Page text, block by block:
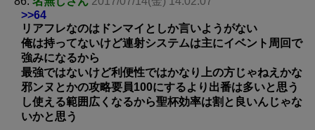
>>64
リアフレなのはドンマイとしか言いようがない
俺は持ってないけど連射システムは主にイベント周回で
強みになるから
最強ではないけど利便性ではかなり上の方じゃねえかな
邪ンヌとかの攻略要員100にするより出番は多いと思う
し使える範囲広くなるから聖杯効率は割と良いんじゃな
いかと思う